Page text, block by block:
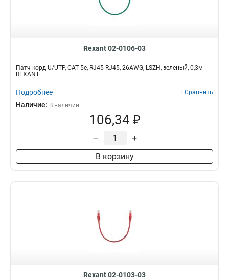
Rexant 02-0106-03
Патч-корд U/UTP, CAT 5e, RJ45-RJ45, 26AWG, LSZH, зеленый, 0,3м
REXANT
Подробнее Сравнить
Наличие: В наличии
106,34 ₽
– +
В корзину
Rexant 02-0103-03